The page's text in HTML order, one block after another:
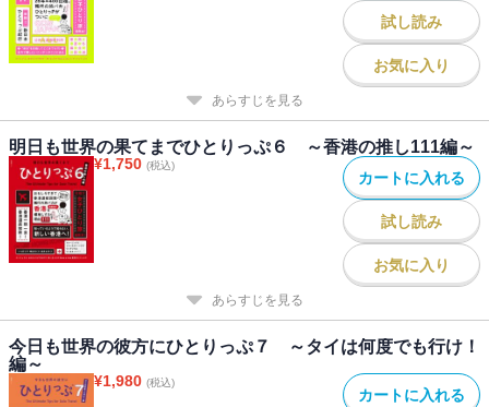
試し読み
お気に入り
あらすじを見る
明日も世界の果てまでひとりっぷ６ ～香港の推し111編～
¥1,750 (税込)
カートに入れる
試し読み
お気に入り
あらすじを見る
今日も世界の彼方にひとりっぷ７ ～タイは何度でも行け！
編～
¥1,980 (税込)
カートに入れる